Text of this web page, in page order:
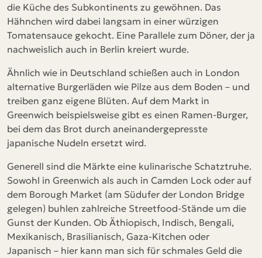
die Küche des Subkontinents zu gewöhnen. Das
Hähnchen wird dabei langsam in einer würzigen
Tomatensauce gekocht. Eine Parallele zum Döner, der ja
nachweislich auch in Berlin kreiert wurde.
Ähnlich wie in Deutschland schießen auch in London
alternative Burgerläden wie Pilze aus dem Boden – und
treiben ganz eigene Blüten. Auf dem Markt in
Greenwich beispielsweise gibt es einen Ramen-Burger,
bei dem das Brot durch aneinandergepresste
japanische Nudeln ersetzt wird.
Generell sind die Märkte eine kulinarische Schatztruhe.
Sowohl in Greenwich als auch in Camden Lock oder auf
dem Borough Market (am Südufer der London Bridge
gelegen) buhlen zahlreiche Streetfood-Stände um die
Gunst der Kunden. Ob Äthiopisch, Indisch, Bengali,
Mexikanisch, Brasilianisch, Gaza-Kitchen oder
Japanisch – hier kann man sich für schmales Geld die